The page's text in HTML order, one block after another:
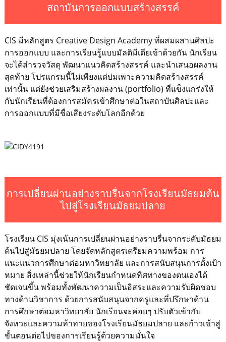
สถาบันการออกแบบสร้างสรรค์
CIS มีหลักสูตร Creative Design Academy ที่ผสมผสานศิลปะ
การออกแบบ และการเรียนรู้แบบมัลติมีเดียเข้าด้วยกัน นักเรียน
จะได้สำรวจวัสดุ พัฒนาแนวคิดสร้างสรรค์ และนำเสนอผลงาน
สุดท้าย โปรแกรมนี้ไม่เพียงแต่บ่มเพาะความคิดสร้างสรรค์
เท่านั้น แต่ยังช่วยเสริมสร้างผลงาน (portfolio) ที่แข็งแกร่งให้
กับนักเรียนที่ต้องการสมัครเข้าศึกษาต่อในสถาบันศิลปะและ
การออกแบบที่มีชื่อเสียงระดับโลกอีกด้วย
การเปลี่ยนผ่านอย่างราบรื่นจากโรงเรียนมัธยมต้น
ไปสู่โรงเรียนมัธยมปลาย
โรงเรียน CIS มุ่งเน้นการเปลี่ยนผ่านอย่างราบรื่นจากระดับมัธยม
ต้นไปสู่มัธยมปลาย โดยจัดหลักสูตรเตรียมความพร้อม การ
แนะแนวการศึกษาต่อมหาวิทยาลัย และการสนับสนุนการตั้งเป้า
หมาย สิ่งเหล่านี้ช่วยให้นักเรียนกำหนดทิศทางของตนเองได้
ชัดเจนขึ้น พร้อมทั้งพัฒนาความเป็นอิสระและความรับผิดชอบ
ทางด้านวิชาการ ด้วยการสนับสนุนจากครูและที่ปรึกษาด้าน
การศึกษาต่อมหาวิทยาลัย นักเรียนจะค่อยๆ ปรับตัวเข้ากับ
จังหวะและความท้าทายของโรงเรียนมัธยมปลาย และก้าวเข้าสู่
ขั้นตอนต่อไปของการเรียนรู้ด้วยความมั่นใจ